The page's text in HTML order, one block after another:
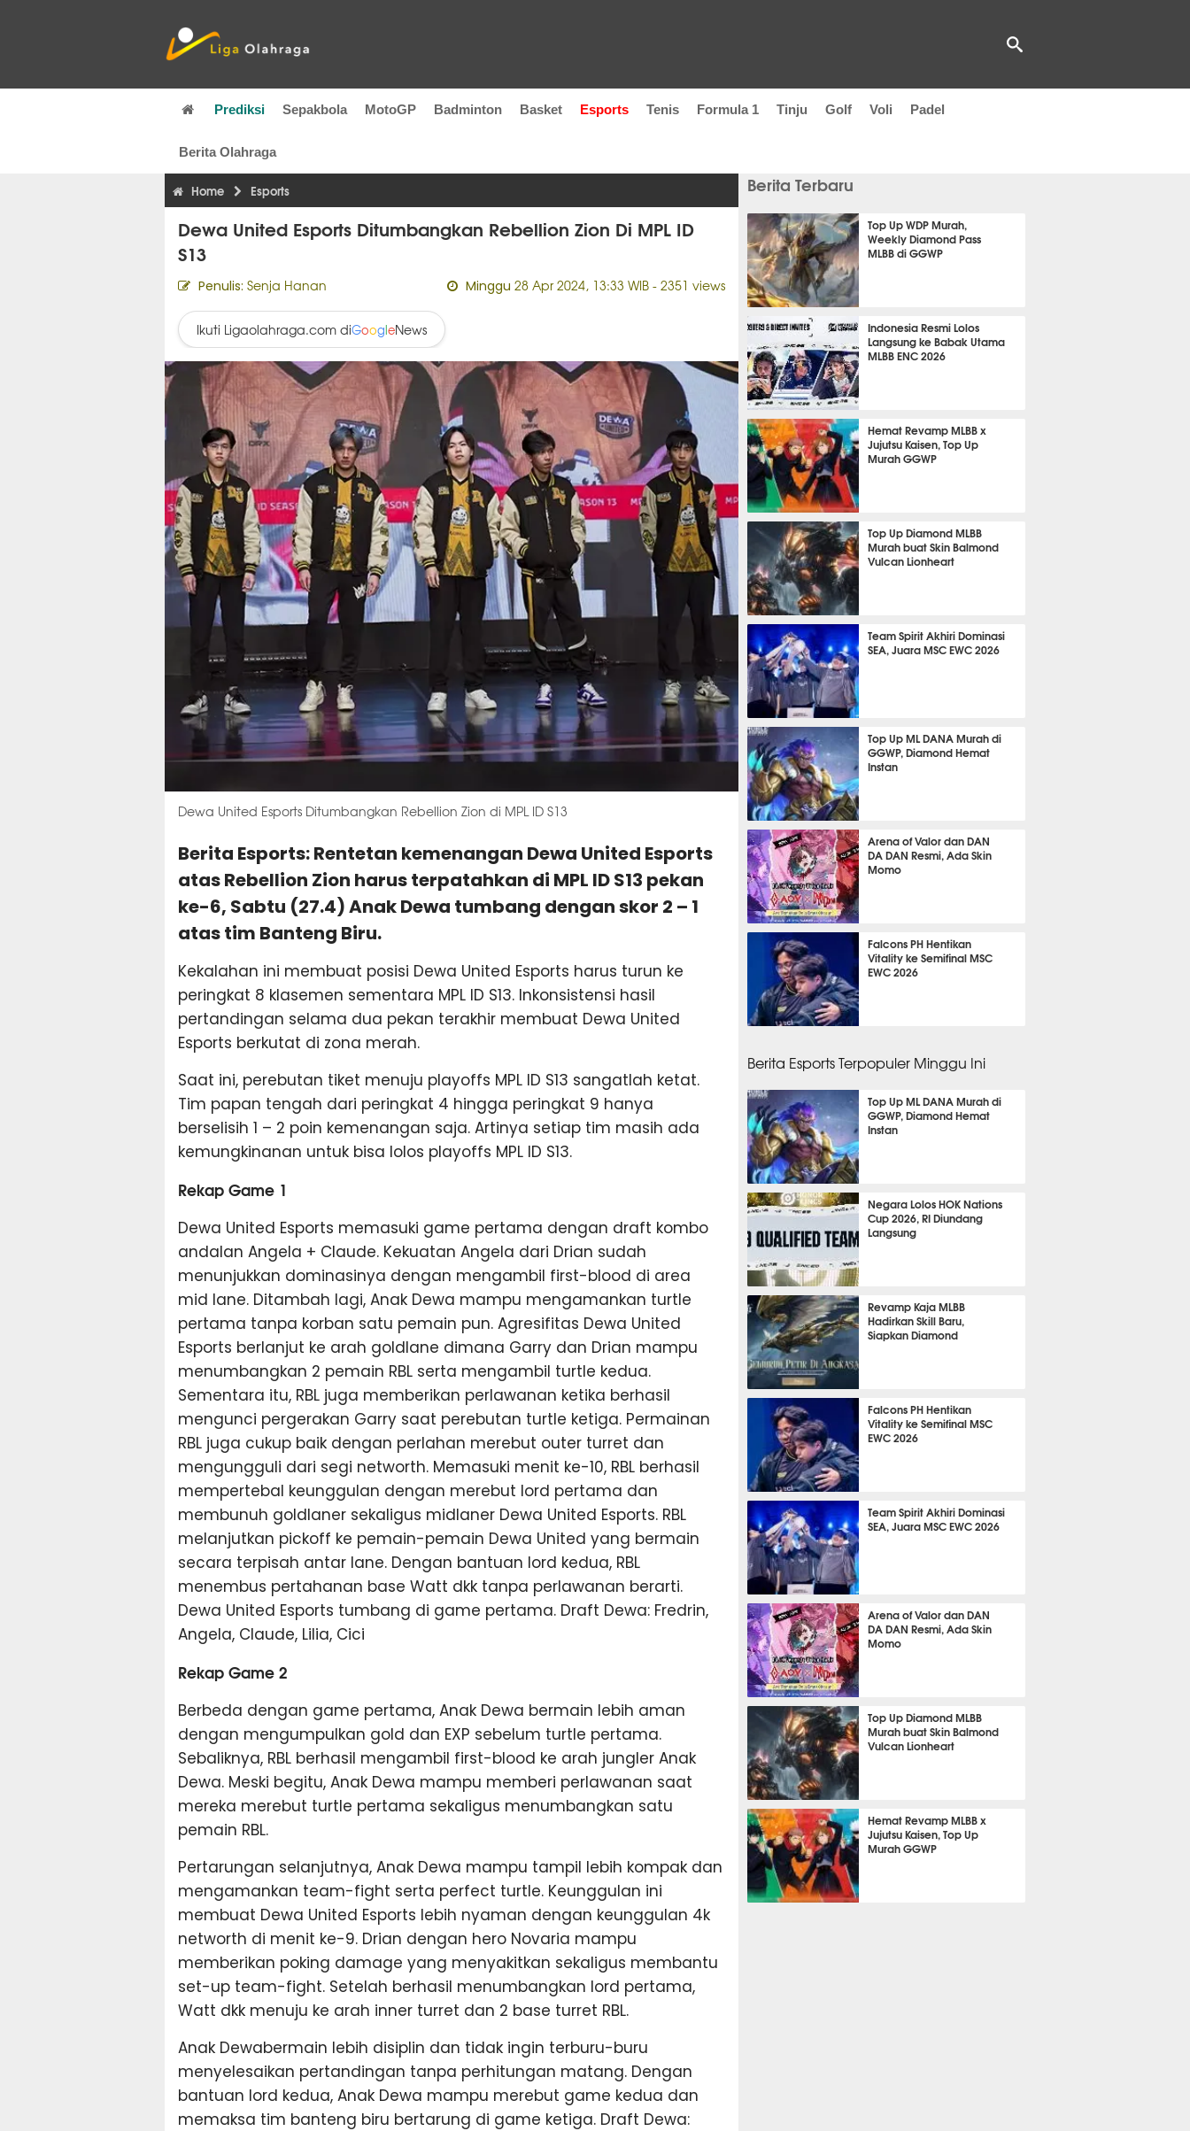
Prediksi Sepakbola MotoGP Badminton Basket Esports Tenis Formula 1 Tinju Golf Voli Padel
Berita Olahraga
Home Esports
Dewa United Esports Ditumbangkan Rebellion Zion Di MPL ID
S13
Penulis: Senja Hanan Minggu 28 Apr 2024, 13:33 WIB- 2351 views
Ikuti Ligaolahraga.com diGoogleNews
Dewa United Esports Ditumbangkan Rebellion Zion di MPL ID S13
Berita Esports: Rentetan kemenangan Dewa United Esports
atas Rebellion Zion harus terpatahkan di MPL ID S13 pekan
ke-6, Sabtu (27.4) Anak Dewa tumbang dengan skor 2 – 1
atas tim Banteng Biru.
Kekalahan ini membuat posisi Dewa United Esports harus turun ke
peringkat 8 klasemen sementara MPL ID S13. Inkonsistensi hasil
pertandingan selama dua pekan terakhir membuat Dewa United
Esports berkutat di zona merah.
Saat ini, perebutan tiket menuju playoffs MPL ID S13 sangatlah ketat.
Tim papan tengah dari peringkat 4 hingga peringkat 9 hanya
berselisih 1 – 2 poin kemenangan saja. Artinya setiap tim masih ada
kemungkinanan untuk bisa lolos playoffs MPL ID S13.
Rekap Game 1
Dewa United Esports memasuki game pertama dengan draft kombo
andalan Angela + Claude. Kekuatan Angela dari Drian sudah
menunjukkan dominasinya dengan mengambil first-blood di area
mid lane. Ditambah lagi, Anak Dewa mampu mengamankan turtle
pertama tanpa korban satu pemain pun. Agresifitas Dewa United
Esports berlanjut ke arah goldlane dimana Garry dan Drian mampu
menumbangkan 2 pemain RBL serta mengambil turtle kedua.
Sementara itu, RBL juga memberikan perlawanan ketika berhasil
mengunci pergerakan Garry saat perebutan turtle ketiga. Permainan
RBL juga cukup baik dengan perlahan merebut outer turret dan
mengungguli dari segi networth. Memasuki menit ke-10, RBL berhasil
mempertebal keunggulan dengan merebut lord pertama dan
membunuh goldlaner sekaligus midlaner Dewa United Esports. RBL
melanjutkan pickoff ke pemain-pemain Dewa United yang bermain
secara terpisah antar lane. Dengan bantuan lord kedua, RBL
menembus pertahanan base Watt dkk tanpa perlawanan berarti.
Dewa United Esports tumbang di game pertama. Draft Dewa: Fredrin,
Angela, Claude, Lilia, Cici
Rekap Game 2
Berbeda dengan game pertama, Anak Dewa bermain lebih aman
dengan mengumpulkan gold dan EXP sebelum turtle pertama.
Sebaliknya, RBL berhasil mengambil first-blood ke arah jungler Anak
Dewa. Meski begitu, Anak Dewa mampu memberi perlawanan saat
mereka merebut turtle pertama sekaligus menumbangkan satu
pemain RBL.
Pertarungan selanjutnya, Anak Dewa mampu tampil lebih kompak dan
mengamankan team-fight serta perfect turtle. Keunggulan ini
membuat Dewa United Esports lebih nyaman dengan keunggulan 4k
networth di menit ke-9. Drian dengan hero Novaria mampu
memberikan poking damage yang menyakitkan sekaligus membantu
set-up team-fight. Setelah berhasil menumbangkan lord pertama,
Watt dkk menuju ke arah inner turret dan 2 base turret RBL.
Anak Dewabermain lebih disiplin dan tidak ingin terburu-buru
menyelesaikan pertandingan tanpa perhitungan matang. Dengan
bantuan lord kedua, Anak Dewa mampu merebut game kedua dan
memaksa tim banteng biru bertarung di game ketiga. Draft Dewa:
Berita Terbaru
Top Up WDP Murah,
Weekly Diamond Pass
MLBB di GGWP
8 jam 27 menit lalu
Indonesia Resmi Lolos
Langsung ke Babak Utama
MLBB ENC 2026
10 jam 10 menit lalu
Hemat Revamp MLBB x
Jujutsu Kaisen, Top Up
Murah GGWP
1 hari 13 jam lalu
Top Up Diamond MLBB
Murah buat Skin Balmond
Vulcan Lionheart
4 hari 6 jam lalu
Team Spirit Akhiri Dominasi
SEA, Juara MSC EWC 2026
4 hari 14 jam lalu
Top Up ML DANA Murah di
GGWP, Diamond Hemat
Instan
1 minggu lalu
Arena of Valor dan DAN
DA DAN Resmi, Ada Skin
Momo
1 minggu lalu
Falcons PH Hentikan
Vitality ke Semifinal MSC
EWC 2026
Berita Esports Terpopuler Minggu Ini
Top Up ML DANA Murah di
GGWP, Diamond Hemat
Instan
ESPORTS
Negara Lolos HOK Nations
Cup 2026, RI Diundang
Langsung
ESPORTS
Revamp Kaja MLBB
Hadirkan Skill Baru,
Siapkan Diamond
ESPORTS
Falcons PH Hentikan
Vitality ke Semifinal MSC
EWC 2026
ESPORTS
Team Spirit Akhiri Dominasi
SEA, Juara MSC EWC 2026
ESPORTS
Arena of Valor dan DAN
DA DAN Resmi, Ada Skin
Momo
ESPORTS
Top Up Diamond MLBB
Murah buat Skin Balmond
Vulcan Lionheart
ESPORTS
Hemat Revamp MLBB x
Jujutsu Kaisen, Top Up
Murah GGWP